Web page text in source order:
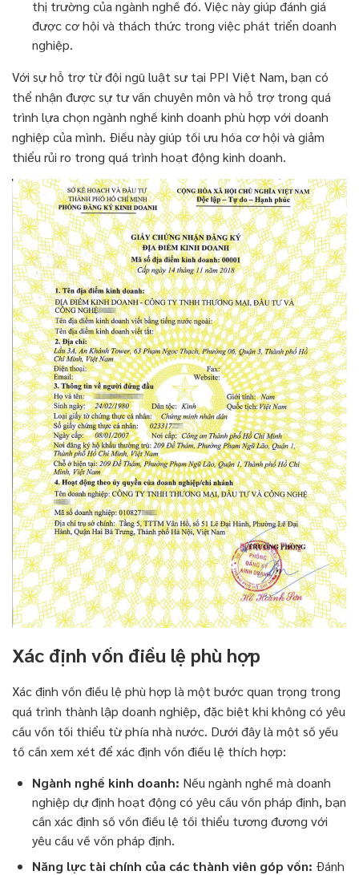
thị trường của ngành nghề đó. Việc này giúp đánh giá
được cơ hội và thách thức trong việc phát triển doanh
nghiệp.
Với sự hỗ trợ từ đội ngũ luật sư tại PPI Việt Nam, bạn có
thể nhận được sự tư vấn chuyên môn và hỗ trợ trong quá
trình lựa chọn ngành nghề kinh doanh phù hợp với doanh
nghiệp của mình. Điều này giúp tối ưu hóa cơ hội và giảm
thiểu rủi ro trong quá trình hoạt động kinh doanh.
Xác định vốn điều lệ phù hợp
Xác định vốn điều lệ phù hợp là một bước quan trọng trong
quá trình thành lập doanh nghiệp, đặc biệt khi không có yêu
cầu vốn tối thiểu từ phía nhà nước. Dưới đây là một số yếu
tố cần xem xét để xác định vốn điều lệ thích hợp:
Ngành nghề kinh doanh: Nếu ngành nghề mà doanh
nghiệp dự định hoạt động có yêu cầu vốn pháp định, bạn
cần xác định số vốn điều lệ tối thiểu tương đương với
yêu cầu về vốn pháp định.
Năng lực tài chính của các thành viên góp vốn: Đánh